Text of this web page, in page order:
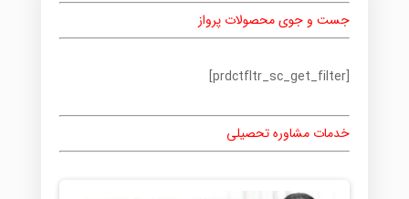
جست و جوی محصولات پرواز
[prdctfltr_sc_get_filter]
خدمات مشاوره تحصیلی